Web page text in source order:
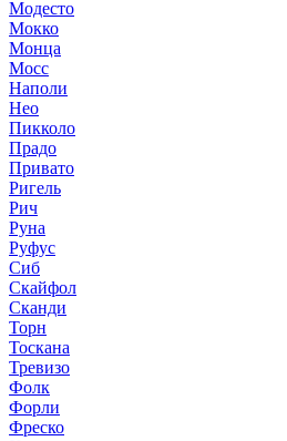
Модесто
Мокко
Монца
Мосс
Наполи
Нео
Пикколо
Прадо
Привато
Ригель
Рич
Руна
Руфус
Сиб
Скайфол
Сканди
Торн
Тоскана
Тревизо
Фолк
Форли
Фреско